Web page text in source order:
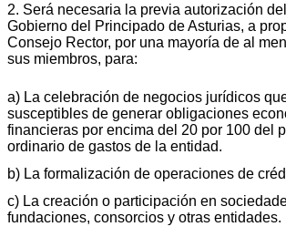
2. Será necesaria la previa autorización
Gobierno del Principado de Asturias, a
Consejo Rector, por una mayoría de al
sus miembros, para:
a) La celebración de negocios jurídicos
susceptibles de generar obligaciones
financieras por encima del 20 por 100 del
ordinario de gastos de la entidad.
b) La formalización de operaciones de
c) La creación o participación en
fundaciones, consorcios y otras entidades.